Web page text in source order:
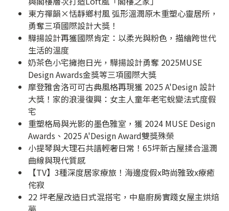
東方禪韻×恬靜鄉村風 弧形溫潤原木重塑心靈居所，
勇奪三項國際設計大獎！
驊揚設計再獲國際肯定：以柔光與粉色，描繪跨世代
生活的溫度
奶茶色小宅擁抱日光，驊揚設計勇奪 2025MUSE
Design Awards金獎等三項國際大獎
摩登雅舍洛可可古典風格再現獲 2025 A'Design 設計
大獎！家的浪漫復興：女主人童年老宅蛻變法式度假
宅
重塑格局與光影的墨色雅室，獲 2024 MUSE Design
Awards、2025 A'Design Award雙獎殊榮
小提琴與大理石共譜輕奢日常！65坪新古屋揉合溫潤
曲線與現代質感
【TV】3種深度居家療旅！海邊度假x時尚雅致x療癒
侘寂
22 坪老屋改造日式混搭宅，中島廚房實踐女屋主烘焙